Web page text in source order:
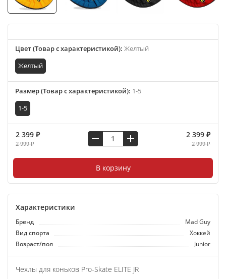
Цвет (Товар с характеристикой): Желтый
Желтый
Размер (Товар с характеристикой): 1-5
1-5
2 399 ₽
2 999 ₽
2 399 ₽
2 999 ₽
В корзину
Характеристики
Бренд
Мad Guy
Вид спорта
Хоккей
Возраст/пол
Junior
Чехлы для коньков Pro-Skate ELITE JR